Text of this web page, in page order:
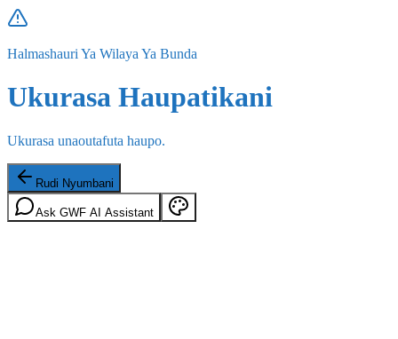
Halmashauri Ya Wilaya Ya Bunda
Ukurasa Haupatikani
Ukurasa unaoutafuta haupo.
Rudi Nyumbani
Ask GWF AI Assistant